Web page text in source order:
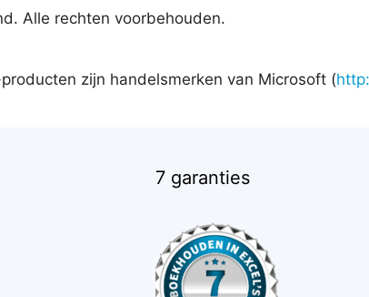
Alle rechten voorbehouden.
zijn handelsmerken van Microsoft (
7 garanties